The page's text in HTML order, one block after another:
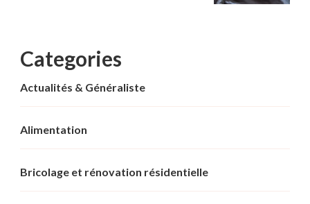
Categories
Actualités & Généraliste
Alimentation
Bricolage et rénovation résidentielle